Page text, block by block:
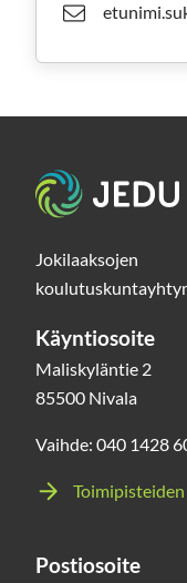
Etusivu
Jokilaaksojen
Käyntiosoite
Maliskyläntie 2
85500 Nivala
Vaihde: 040 1428
Postiosoite